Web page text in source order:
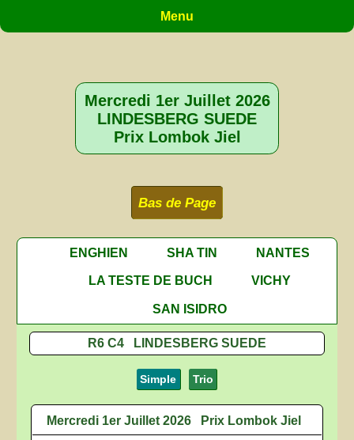
Menu
Mercredi 1er Juillet 2026
LINDESBERG SUEDE
Prix Lombok Jiel
Bas de Page
ENGHIEN SHA TIN
NANTES
LA TESTE DE BUCH
VICHY
SAN ISIDRO
R6 C4 LINDESBERG SUEDE
Simple Trio
Mercredi 1er Juillet 2026
Prix Lombok Jiel